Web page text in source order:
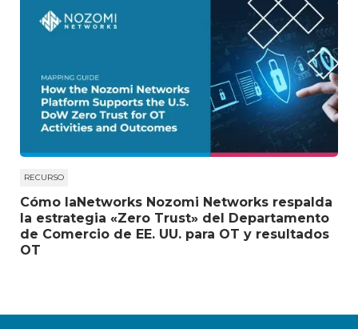
RECURSO
Cómo laNetworks Nozomi Networks respalda
la estrategia «Zero Trust» del Departamento
de Comercio de EE. UU. para OT y resultados
OT